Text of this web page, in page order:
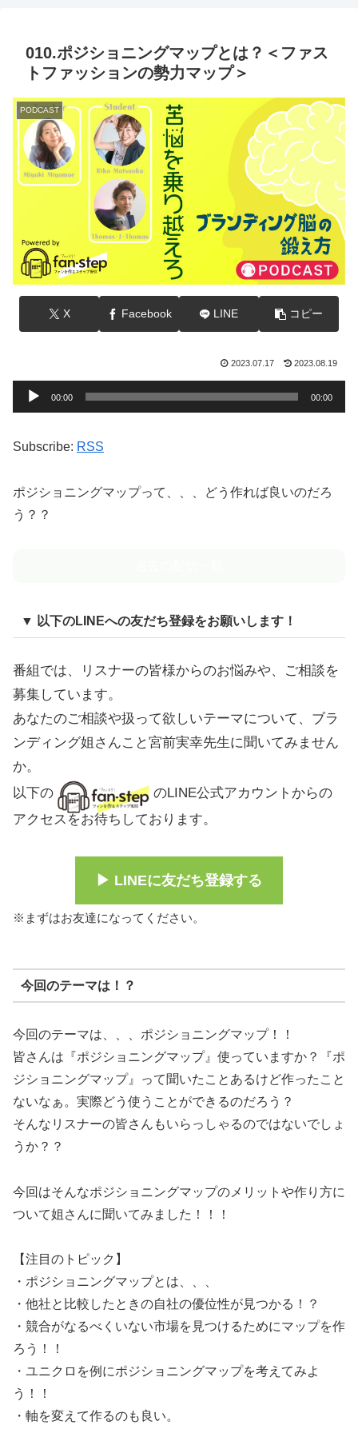
010.ポジショニングマップとは？＜ファス
トファッションの勢力マップ＞
PODCAST
X Facebook LINE コピー
2023.07.17 2023.08.19
声
ヤ
ー
00:00 00:00
Subscribe: RSS
ポジショニングマップって、、、どう作れば良いのだろ
う？？
▼ 以下のLINEへの友だち登録をお願いします！
番組では、リスナーの皆様からのお悩みや、ご相談を
募集しています。
あなたのご相談や扱って欲しいテーマについて、ブラ
ンディング姐さんこと宮前実幸先生に聞いてみません
か。
以下の
のLINE公式アカウントからの
アクセスをお待ちしております。
▶︎ LINEに友だち登録する
※まずはお友達になってください。
今回のテーマは！？
今回のテーマは、、、ポジショニングマップ！！
皆さんは『ポジショニングマップ』使っていますか？『ポ
ジショニングマップ』って聞いたことあるけど作ったこと
ないなぁ。実際どう使うことができるのだろう？
そんなリスナーの皆さんもいらっしゃるのではないでしょ
うか？？
今回はそんなポジショニングマップのメリットや作り方に
ついて姐さんに聞いてみました！！！
【注目のトピック】
・ポジショニングマップとは、、、
・他社と比較したときの自社の優位性が見つかる！？
・競合がなるべくいない市場を見つけるためにマップを作
ろう！！
・ユニクロを例にポジショニングマップを考えてみよ
う！！
・軸を変えて作るのも良い。